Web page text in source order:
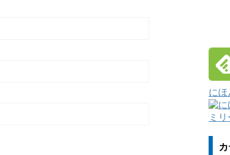
にほ